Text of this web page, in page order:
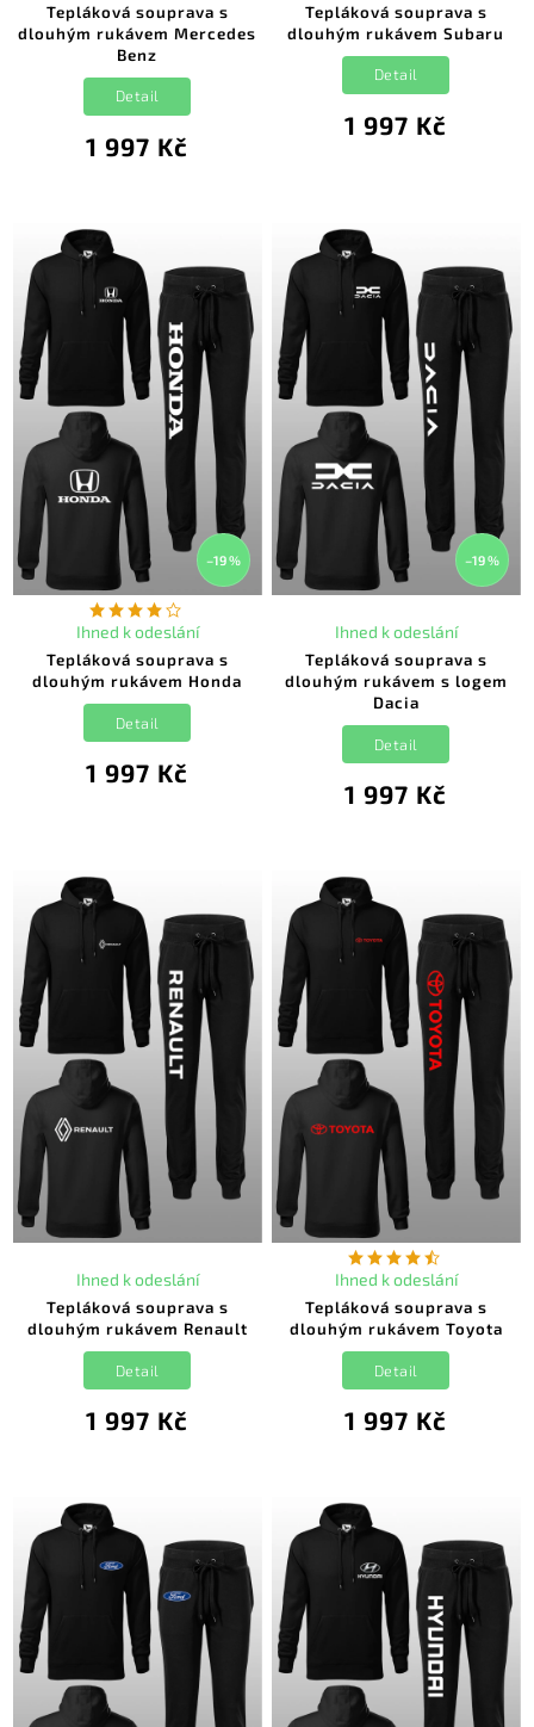
Tepláková souprava s
dlouhým rukávem Mercedes
Benz
1 997 Kč
Detail
Tepláková souprava s
dlouhým rukávem Subaru
1 997 Kč
Detail
–19 %
Tepláková souprava s
dlouhým rukávem Honda
Ihned k odeslání
1 997 Kč
Detail
–19 %
Tepláková souprava s
dlouhým rukávem s logem
Dacia
Ihned k odeslání
1 997 Kč
Detail
Tepláková souprava s
dlouhým rukávem Renault
Ihned k odeslání
1 997 Kč
Detail
Tepláková souprava s
dlouhým rukávem Toyota
Ihned k odeslání
1 997 Kč
Detail